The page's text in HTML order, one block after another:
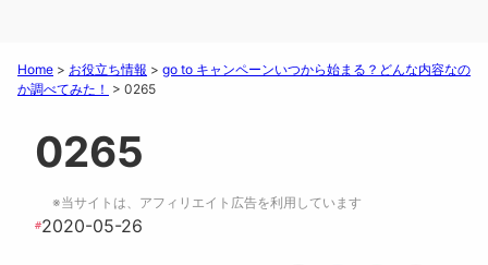
Home > お役立ち情報 > go to キャンペーンいつから始まる？どんな内容なの
か調べてみた！ > 0265
0265
※当サイトは、アフィリエイト広告を利用しています
#2020-05-26